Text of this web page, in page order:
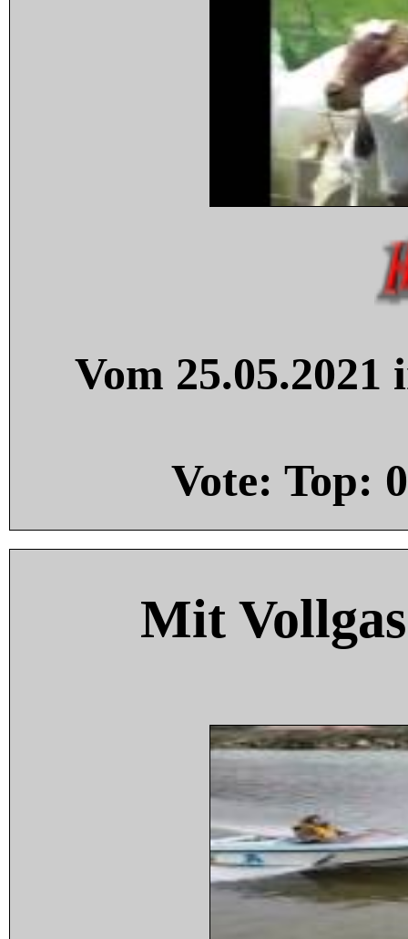
Vom
Vote: Top: 0
Mit